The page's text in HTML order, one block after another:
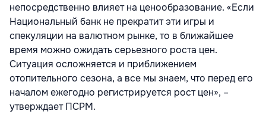
непосредственно влияет на ценообразование. «Если
Национальный банк не прекратит эти игры и
спекуляции на валютном рынке, то в ближайшее
время можно ожидать серьезного роста цен.
Ситуация осложняется и приближением
отопительного сезона, а все мы знаем, что перед его
началом ежегодно регистрируется рост цен», –
утверждает ПСРМ.